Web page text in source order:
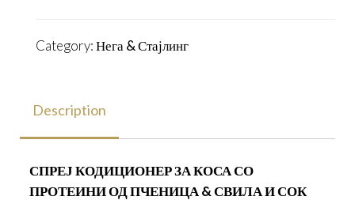
Category:Нега & Стајлинг
Description
СПРЕЈ КОДИЦИОНЕР ЗА КОСА СО
ПРОТЕИНИ ОД ПЧЕНИЦА &СВИЛА И СОК